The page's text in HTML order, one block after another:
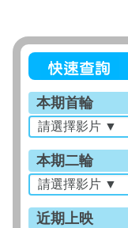
本期首輪
本期二輪
近期上映